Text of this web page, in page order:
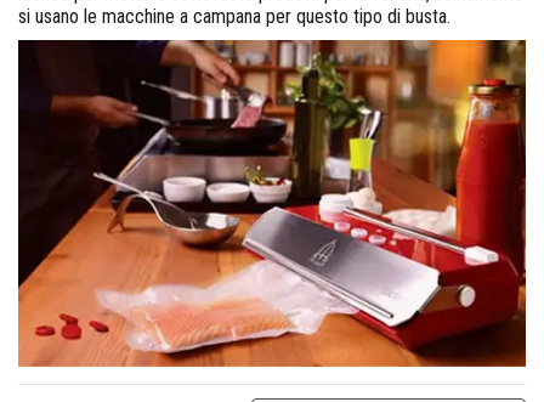
si usano le macchine a campana per questo tipo di busta.